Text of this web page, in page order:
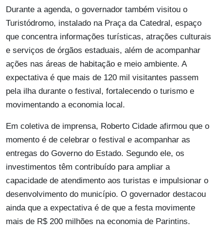
Durante a agenda, o governador também visitou o
Turistódromo, instalado na Praça da Catedral, espaço
que concentra informações turísticas, atrações culturais
e serviços de órgãos estaduais, além de acompanhar
ações nas áreas de habitação e meio ambiente. A
expectativa é que mais de 120 mil visitantes passem
pela ilha durante o festival, fortalecendo o turismo e
movimentando a economia local.
Em coletiva de imprensa, Roberto Cidade afirmou que o
momento é de celebrar o festival e acompanhar as
entregas do Governo do Estado. Segundo ele, os
investimentos têm contribuído para ampliar a
capacidade de atendimento aos turistas e impulsionar o
desenvolvimento do município. O governador destacou
ainda que a expectativa é de que a festa movimente
mais de R$ 200 milhões na economia de Parintins.